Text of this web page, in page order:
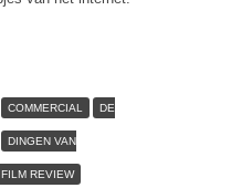
COMMERCIAL DE
DINGEN VAN
FILM REVIEW